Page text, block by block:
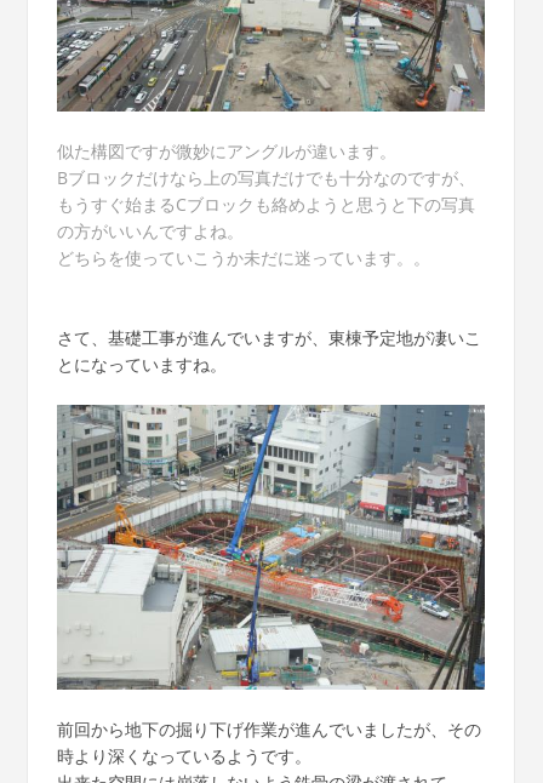
似た構図ですが微妙にアングルが違います。
Bブロックだけなら上の写真だけでも十分なのですが、
もうすぐ始まるCブロックも絡めようと思うと下の写真
の方がいいんですよね。
どちらを使っていこうか未だに迷っています。。
さて、基礎工事が進んでいますが、東棟予定地が凄いこ
とになっていますね。
前回から地下の掘り下げ作業が進んでいましたが、その
時より深くなっているようです。